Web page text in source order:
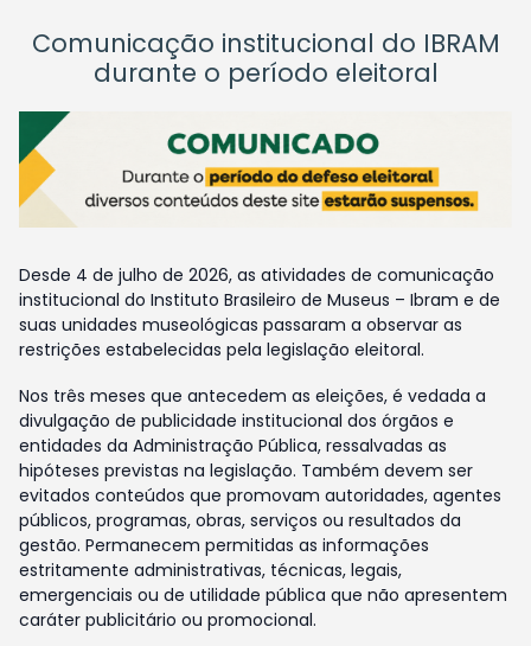
Comunicação institucional do IBRAM
durante o período eleitoral
Desde 4 de julho de 2026, as atividades de comunicação
institucional do Instituto Brasileiro de Museus – Ibram e de
suas unidades museológicas passaram a observar as
restrições estabelecidas pela legislação eleitoral.
Nos três meses que antecedem as eleições, é vedada a
divulgação de publicidade institucional dos órgãos e
entidades da Administração Pública, ressalvadas as
hipóteses previstas na legislação. Também devem ser
evitados conteúdos que promovam autoridades, agentes
públicos, programas, obras, serviços ou resultados da
gestão. Permanecem permitidas as informações
estritamente administrativas, técnicas, legais,
emergenciais ou de utilidade pública que não apresentem
caráter publicitário ou promocional.